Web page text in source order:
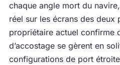
chaque angle mort du
réel sur les écrans des deux
propriétaire actuel confirme
d’accostage se gèrent en
configurations de port